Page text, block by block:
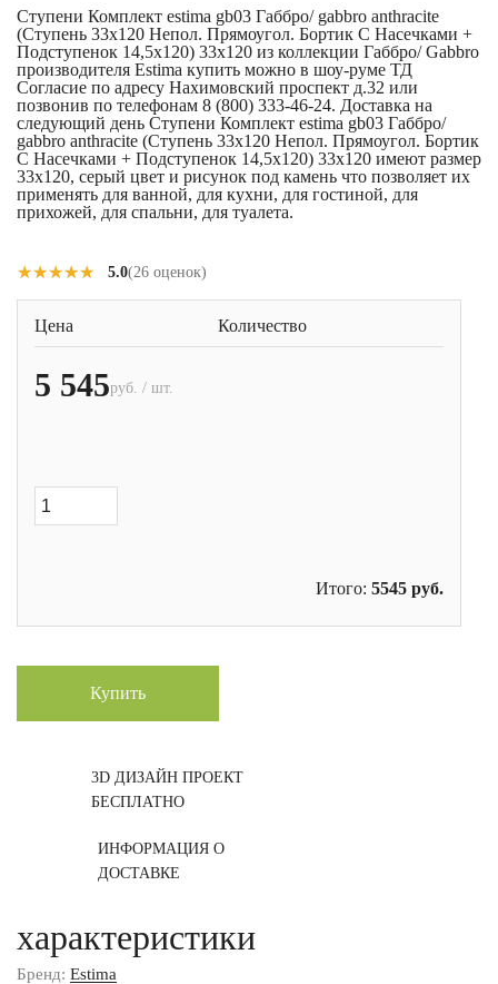
Ступени Комплект estima gb03 Габбро/ gabbro anthracite
(Ступень 33x120 Непол. Прямоугол. Бортик С Насечками +
Подступенок 14,5x120) 33x120 из коллекции Габбро/ Gabbro
производителя Estima купить можно в шоу-руме ТД
Согласие по адресу Нахимовский проспект д.32 или
позвонив по телефонам 8 (800) 333-46-24. Доставка на
следующий день Ступени Комплект estima gb03 Габбро/
gabbro anthracite (Ступень 33x120 Непол. Прямоугол. Бортик
С Насечками + Подступенок 14,5x120) 33x120 имеют размер
33x120, серый цвет и рисунок под камень что позволяет их
применять для ванной, для кухни, для гостиной, для
прихожей, для спальни, для туалета.
★★★★★
★★★★★ 5.0(26 оценок)
Цена Количество
5 545руб. / шт.
Итого: 5545 руб.
Купить
3D ДИЗАЙН ПРОЕКТ
БЕСПЛАТНО
ИНФОРМАЦИЯ О
ДОСТАВКЕ
характеристики
Бренд: Estima